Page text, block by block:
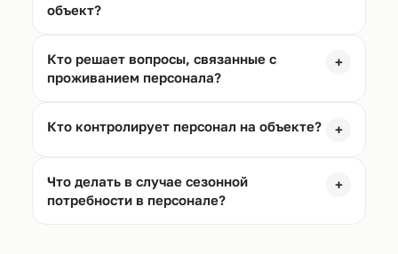
объект?
Кто решает вопросы, связанные с
проживанием персонала?
+
Кто контролирует персонал на объекте? +
Что делать в случае сезонной
потребности в персонале?
+